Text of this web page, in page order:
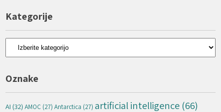
Kategorije
Kategorije
Oznake
AI (32) AMOC (27) Antarctica (27) artificial intelligence (66)